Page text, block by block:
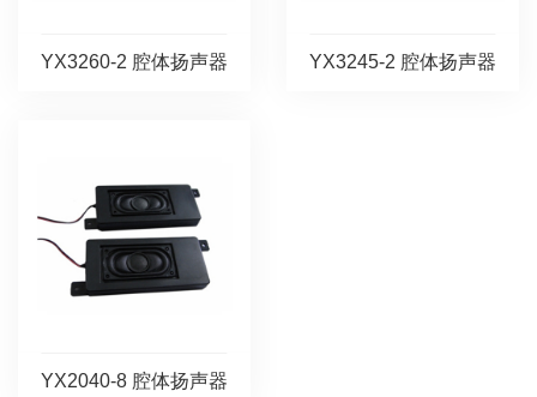
YX3260-2 腔体扬声器 YX3245-2 腔体扬声器
YX2040-8 腔体扬声器